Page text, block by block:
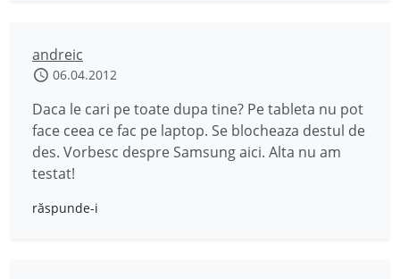
andreic
06.04.2012
Daca le cari pe toate dupa tine? Pe tableta nu pot
face ceea ce fac pe laptop. Se blocheaza destul de
des. Vorbesc despre Samsung aici. Alta nu am
testat!
răspunde-i